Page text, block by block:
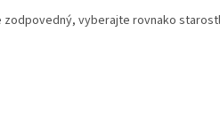
zodpovedný, vyberajte rovnako